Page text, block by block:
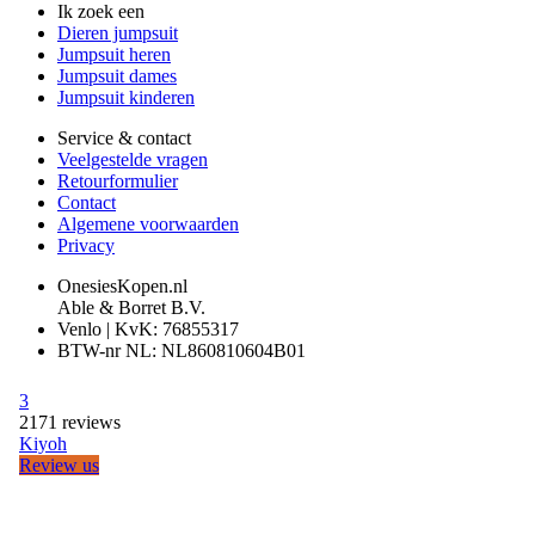
Ik zoek een
Dieren jumpsuit
Jumpsuit heren
Jumpsuit dames
Jumpsuit kinderen
Service & contact
Veelgestelde vragen
Retourformulier
Contact
Algemene voorwaarden
Privacy
OnesiesKopen.nl
Able & Borret B.V.
Venlo | KvK: 76855317
BTW-nr NL: NL860810604B01